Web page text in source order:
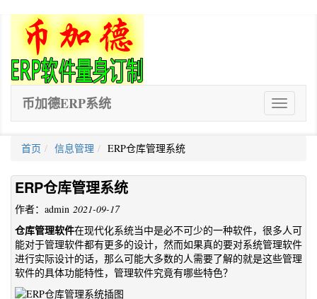
ERP
软
币加德ERP系统
首页 信息管理 ERP仓库管理系统
ERP仓库管理系统
作者：admin 2021-09-17
仓库管理软件在现代化系统当中是必不可少的一种软件，很多人可
能对于管理软件都有更多的设计，然而如果真的要对系统管理软件
进行实际设计的话，那么可能大多数的人需要了解的就是这些管理
软件的具体功能特性，管理软件究竟有哪些特色？